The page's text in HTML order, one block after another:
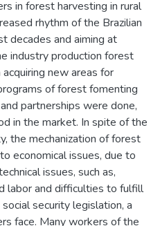
in forest harvesting in rural
rhythm of the Brazilian
decades and aiming at
industry production forest
new areas for
of forest fomenting
partnerships were done,
in the market. In spite of the
the mechanization of forest
economical issues, due to
issues, such as,
labor and difficulties to fulfill
security legislation, a
face. Many workers of the